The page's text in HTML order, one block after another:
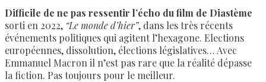
Difficile de ne pas ressentir l’écho du film de Diastème
sorti en 2022, “Le monde d’hier”, dans les très récents
événements politiques qui agitent l’hexagone. Elections
européennes, dissolution, élections législatives… Avec
Emmanuel Macron il n’est pas rare que la réalité dépasse
la fiction. Pas toujours pour le meilleur.